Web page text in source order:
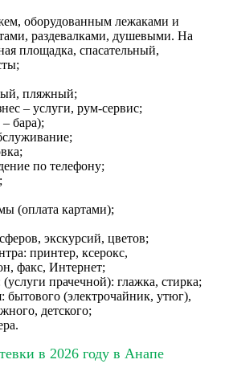
оборудованным лежаками и
раздевалками, душевыми. На
площадка, спасательный,
пляжный;
– услуги, рум-сервис;
бара);
по телефону;
(оплата картами);
экскурсий, цветов;
принтер, ксерокс,
факс, Интернет;
прачечной): глажка, стирка;
бытового (электрочайник, утюг),
детского;
в 2026 году в Анапе